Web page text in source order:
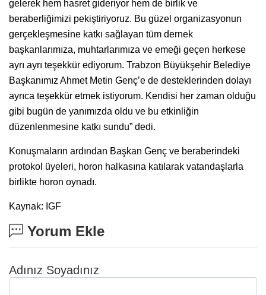
gelerek hem hasret gideriyor hem de birlik ve
beraberliğimizi pekiştiriyoruz. Bu güzel organizasyonun
gerçekleşmesine katkı sağlayan tüm dernek
başkanlarımıza, muhtarlarımıza ve emeği geçen herkese
ayrı ayrı teşekkür ediyorum. Trabzon Büyükşehir Belediye
Başkanımız Ahmet Metin Genç’e de desteklerinden dolayı
ayrıca teşekkür etmek istiyorum. Kendisi her zaman olduğu
gibi bugün de yanımızda oldu ve bu etkinliğin
düzenlenmesine katkı sundu” dedi.
Konuşmaların ardından Başkan Genç ve beraberindeki
protokol üyeleri, horon halkasına katılarak vatandaşlarla
birlikte horon oynadı.
Kaynak: IGF
Yorum Ekle
Adınız Soyadınız